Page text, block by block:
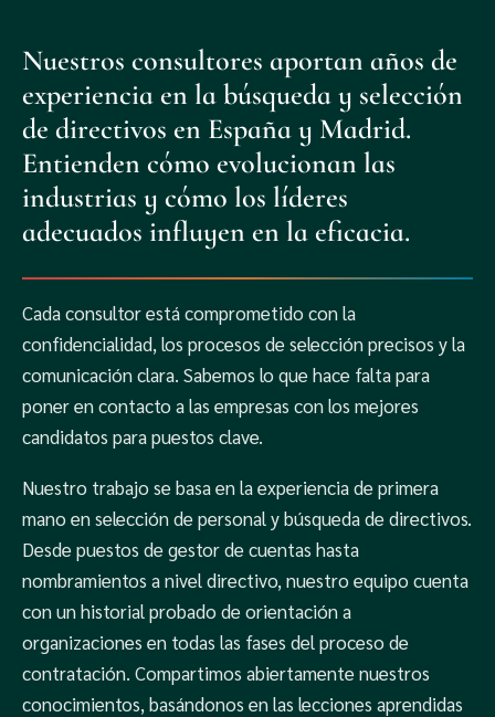
Nuestros consultores aportan años de
experiencia en la búsqueda y selección
de directivos en España y Madrid.
Entienden cómo evolucionan las
industrias y cómo los líderes
adecuados influyen en la eficacia.
Cada consultor está comprometido con la
confidencialidad, los procesos de selección precisos y la
comunicación clara. Sabemos lo que hace falta para
poner en contacto a las empresas con los mejores
candidatos para puestos clave.
Nuestro trabajo se basa en la experiencia de primera
mano en selección de personal y búsqueda de directivos.
Desde puestos de gestor de cuentas hasta
nombramientos a nivel directivo, nuestro equipo cuenta
con un historial probado de orientación a
organizaciones en todas las fases del proceso de
contratación. Compartimos abiertamente nuestros
conocimientos, basándonos en las lecciones aprendidas